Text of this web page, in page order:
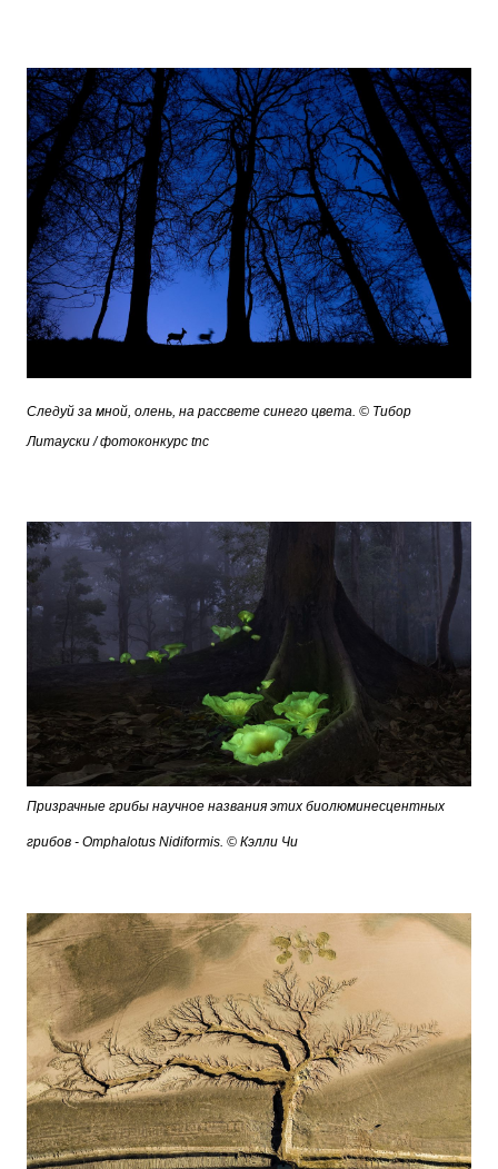
Следуй за мной, олень, на рассвете синего цвета. © Тибор
Литауски / фотоконкурс tnc
Призрачные грибы научное названия этих биолюминесцентных
грибов - Omphalotus Nidiformis. © Кэлли Чи